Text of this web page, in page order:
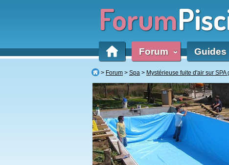
Forum
Forum ‹ Guides
Forum Spa Mystérieuse fuite d'air sur SPA